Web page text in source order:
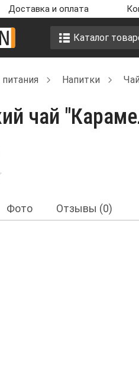
Доставка и оплата
Каталог
Напитки Чай
чай
Фото Отзывы (0)